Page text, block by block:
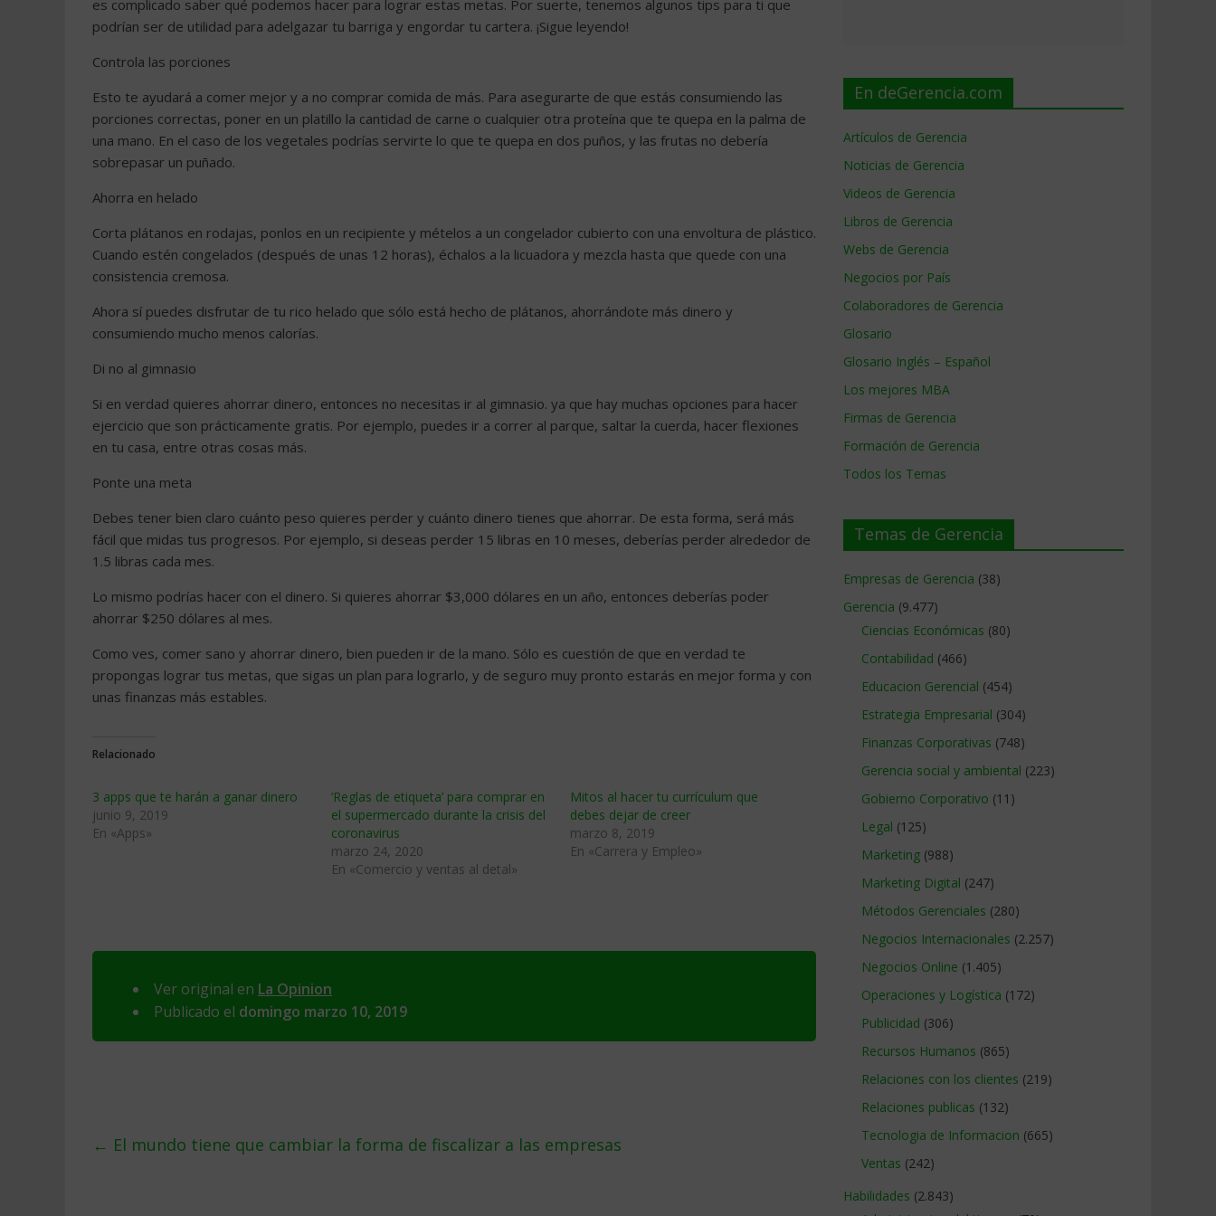
es complicado saber qué podemos hacer para lograr estas metas. Por suerte, tenemos algunos tips para ti que
podrían ser de utilidad para adelgazar tu barriga y engordar tu cartera. ¡Sigue leyendo!
Controla las porciones
Esto te ayudará a comer mejor y a no comprar comida de más. Para asegurarte de que estás consumiendo las
porciones correctas, poner en un platillo la cantidad de carne o cualquier otra proteína que te quepa en la palma de
una mano. En el caso de los vegetales podrías servirte lo que te quepa en dos puños, y las frutas no debería
sobrepasar un puñado.
Ahorra en helado
Corta plátanos en rodajas, ponlos en un recipiente y mételos a un congelador cubierto con una envoltura de plástico.
Cuando estén congelados (después de unas 12 horas), échalos a la licuadora y mezcla hasta que quede con una
consistencia cremosa.
Ahora sí puedes disfrutar de tu rico helado que sólo está hecho de plátanos, ahorrándote más dinero y
consumiendo mucho menos calorías.
Di no al gimnasio
Si en verdad quieres ahorrar dinero, entonces no necesitas ir al gimnasio. ya que hay muchas opciones para hacer
ejercicio que son prácticamente gratis. Por ejemplo, puedes ir a correr al parque, saltar la cuerda, hacer flexiones
en tu casa, entre otras cosas más.
Ponte una meta
Debes tener bien claro cuánto peso quieres perder y cuánto dinero tienes que ahorrar. De esta forma, será más
fácil que midas tus progresos. Por ejemplo, si deseas perder 15 libras en 10 meses, deberías perder alrededor de
1.5 libras cada mes.
Lo mismo podrías hacer con el dinero. Si quieres ahorrar $3,000 dólares en un año, entonces deberías poder
ahorrar $250 dólares al mes.
Como ves, comer sano y ahorrar dinero, bien pueden ir de la mano. Sólo es cuestión de que en verdad te
propongas lograr tus metas, que sigas un plan para lograrlo, y de seguro muy pronto estarás en mejor forma y con
unas finanzas más estables.
Relacionado
3 apps que te harán a ganar dinero
junio 9, 2019
En «Apps»
‘Reglas de etiqueta’ para comprar en
el supermercado durante la crisis del
coronavirus
marzo 24, 2020
En «Comercio y ventas al detal»
Mitos al hacer tu currículum que
debes dejar de creer
marzo 8, 2019
En «Carrera y Empleo»
Ver original en La Opinion
Publicado el domingo marzo 10, 2019
← El mundo tiene que cambiar la forma de fiscalizar a las empresas
En deGerencia.com
Artículos de Gerencia
Noticias de Gerencia
Videos de Gerencia
Libros de Gerencia
Webs de Gerencia
Negocios por País
Colaboradores de Gerencia
Glosario
Glosario Inglés – Español
Los mejores MBA
Firmas de Gerencia
Formación de Gerencia
Todos los Temas
Temas de Gerencia
Empresas de Gerencia (38)
Gerencia (9.477)
Ciencias Económicas (80)
Contabilidad (466)
Educacion Gerencial (454)
Estrategia Empresarial (304)
Finanzas Corporativas (748)
Gerencia social y ambiental (223)
Gobierno Corporativo (11)
Legal (125)
Marketing (988)
Marketing Digital (247)
Métodos Gerenciales (280)
Negocios Internacionales (2.257)
Negocios Online (1.405)
Operaciones y Logística (172)
Publicidad (306)
Recursos Humanos (865)
Relaciones con los clientes (219)
Relaciones publicas (132)
Tecnologia de Informacion (665)
Ventas (242)
Habilidades (2.843)